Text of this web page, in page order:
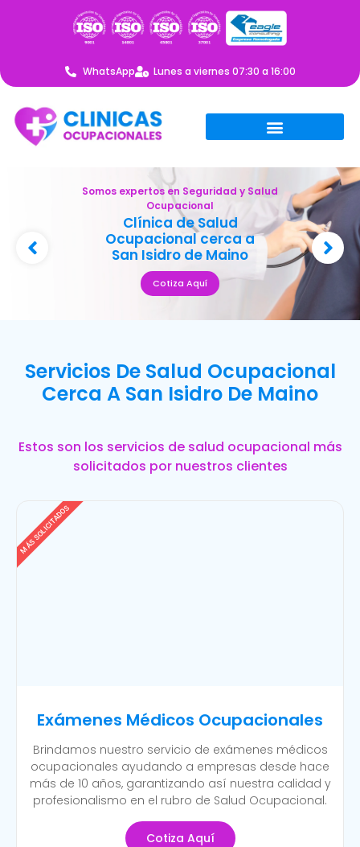
WhatsApp Lunes a viernes 07:30 a 16:00
Somos expertos en Seguridad y Salud
Ocupacional
Clínica de Salud
Ocupacional cerca a
San Isidro de Maino
Cotiza Aquí
Servicios De Salud Ocupacional
Cerca A San Isidro De Maino
Estos son los servicios de salud ocupacional más
solicitados por nuestros clientes
Exámenes Médicos Ocupacionales
Brindamos nuestro servicio de exámenes médicos
ocupacionales ayudando a empresas desde hace
más de 10 años, garantizando así nuestra calidad y
profesionalismo en el rubro de Salud Ocupacional.
Cotiza Aquí
MÁS SOLICITADOS